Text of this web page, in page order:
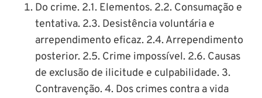
Do crime. 2.1. Elementos. 2.2. Consumação e
tentativa. 2.3. Desistência voluntária e
arrependimento eficaz. 2.4. Arrependimento
posterior. 2.5. Crime impossível. 2.6. Causas
de exclusão de ilicitude e culpabilidade. 3.
Contravenção. 4. Dos crimes contra a vida